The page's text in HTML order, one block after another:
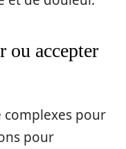
ou accepter
complexes pour
pour